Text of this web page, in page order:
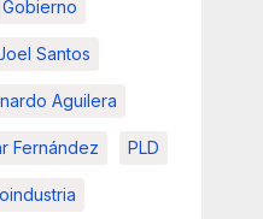
Gobierno
Santos
Aguilera
Fernández PLD